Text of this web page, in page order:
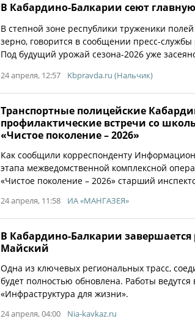
В Кабардино-Балкарии сеют
В степной зоне республики труженики
зерно, говорится в сообщении пресс-
Под будущий урожай сезона-2026 уже
24 апреля, 12:57 Kbpravda.ru (Нальчик)
Транспортные полицейские
профилактические встречи со
«Чистое поколение – 2026»
Как сообщили корреспонденту
этапа межведомственной комплексной
«Чистое поколение – 2026» старший
24 апреля, 11:58 ИА «МАНГАЗЕЯ»
В Кабардино-Балкарии
Майский
Одна из ключевых региональных трасс,
будет полностью обновлена. Работы
«Инфраструктура для жизни».
24 апреля, 04:00 Nia-kavkaz.ru